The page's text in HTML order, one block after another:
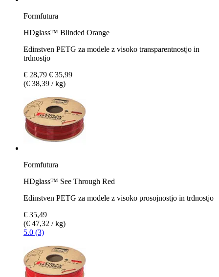
Formfutura
HDglass™ Blinded Orange
Edinstven PETG za modele z visoko transparentnostjo in
trdnostjo
€ 28,79 € 35,99
(€ 38,39 / kg)
Formfutura
HDglass™ See Through Red
Edinstven PETG za modele z visoko prosojnostjo in trdnostjo
€ 35,49
(€ 47,32 / kg)
5.0 (3)